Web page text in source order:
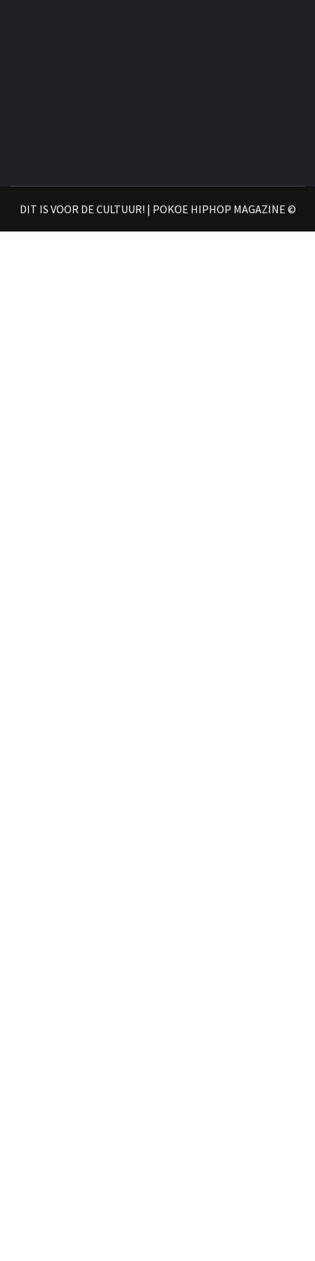
DIT IS VOOR DE CULTUUR! | POKOE HIPHOP MAGAZINE ©